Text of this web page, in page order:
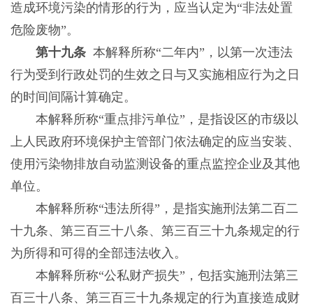
造成环境污染的情形的行为，应当认定为“非法处置
危险废物”。
第十九条本解释所称“二年内”，以第一次违法
行为受到行政处罚的生效之日与又实施相应行为之日
的时间间隔计算确定。
本解释所称“重点排污单位”，是指设区的市级以
上人民政府环境保护主管部门依法确定的应当安装、
使用污染物排放自动监测设备的重点监控企业及其他
单位。
本解释所称“违法所得”，是指实施刑法第二百二
十九条、第三百三十八条、第三百三十九条规定的行
为所得和可得的全部违法收入。
本解释所称“公私财产损失”，包括实施刑法第三
百三十八条、第三百三十九条规定的行为直接造成财